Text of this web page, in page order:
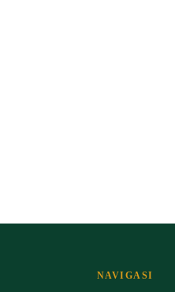
NAVIGASI